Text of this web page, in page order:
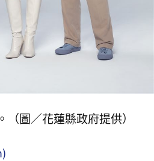
圖／花蓮縣政府提供）